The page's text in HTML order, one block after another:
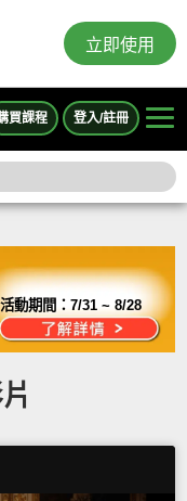
立即使用
買課程 登入/註冊
活動期間：7/31 ~ 8/28